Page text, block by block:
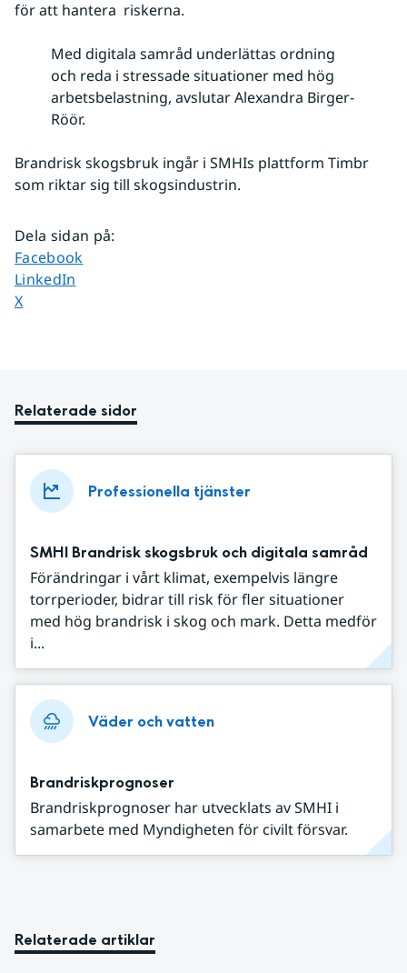
för att hantera  riskerna.
Med digitala samråd underlättas ordning
och reda i stressade situationer med hög
arbetsbelastning, avslutar Alexandra Birger-
Röör.
Brandrisk skogsbruk ingår i SMHIs plattform Timbr
som riktar sig till skogsindustrin.
Dela sidan på:
Dela sidan på
Facebook
Dela sidan på
LinkedIn
Dela sidan på
X
Relaterade sidor
Professionella tjänster
SMHI Brandrisk skogsbruk och digitala samråd
Förändringar i vårt klimat, exempelvis längre
torrperioder, bidrar till risk för fler situationer
med hög brandrisk i skog och mark. Detta medför
i...
Väder och vatten
Brandriskprognoser
Brandriskprognoser har utvecklats av SMHI i
samarbete med Myndigheten för civilt försvar.
Relaterade artiklar